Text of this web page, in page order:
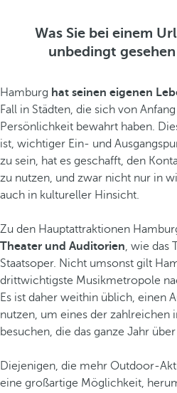
Was Sie bei einem
unbedingt
Hamburg hat seinen eigenen
Fall in Städten, die sich von
Persönlichkeit bewahrt haben.
ist, wichtiger Ein- und
zu sein, hat es geschafft, den
zu nutzen, und zwar nicht nur in
auch in kultureller Hinsicht.
Zu den Hauptattraktionen
Theater und Auditorien, wie das
Staatsoper. Nicht umsonst gilt
drittwichtigste Musikmetropole
Es ist daher weithin üblich, einen
nutzen, um eines der zahlreichen
besuchen, die das ganze Jahr
Diejenigen, die mehr Outdoor-
eine großartige Möglichkeit,